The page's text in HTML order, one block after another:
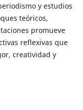
y estudios
teóricos,
promueve
reflexivas que
creatividad y